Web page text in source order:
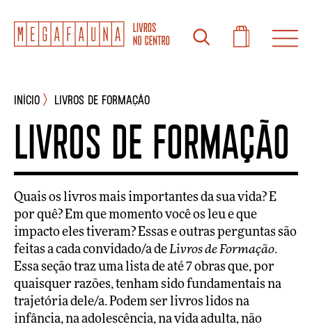
INÍCIO Livros de formação
Livros de formação
Quais os livros mais importantes da sua vida? E
por quê? Em que momento você os leu e que
impacto eles tiveram? Essas e outras perguntas são
feitas a cada convidado/a deLivros de Formação.
Essa seção traz uma lista de até 7 obras que, por
quaisquer razões, tenham sido fundamentais na
trajetória dele/a. Podem ser livros lidos na
infância, na adolescência, na vida adulta, não